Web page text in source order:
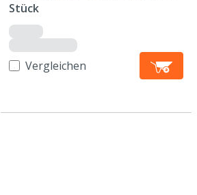
Stück
Vergleichen